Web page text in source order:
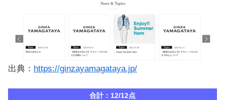
出典： https://ginzayamagataya.jp/
合計：12/12点